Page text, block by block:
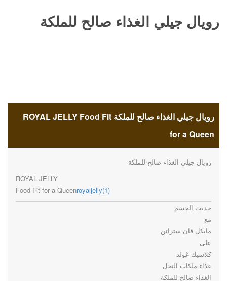
رويال جيلي الغذاء صالح للملكة
رويال جيلي الغذاء صالح للملكة ROYAL JELLY Food Fit
for a Queen
رويال جيلي الغذاء صالح للملكة
ROYAL JELLY
Food Fit for a Queenroyaljelly(1)
حديث الجسم
مع
مايكل فان ستراتن
على
كلاسيك غولد
غذاء ملكات النحل
الغذاء صالح للملكة